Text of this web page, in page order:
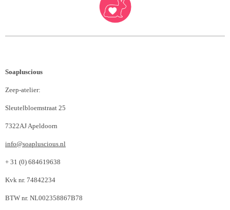
Soapluscious
Zeep-atelier:
Sleutelbloemstraat 25
7322AJ Apeldoorn
info@soapluscious.nl
+ 31 (0) 684619638
Kvk nr. 74842234
BTW nr. NL002358867B78